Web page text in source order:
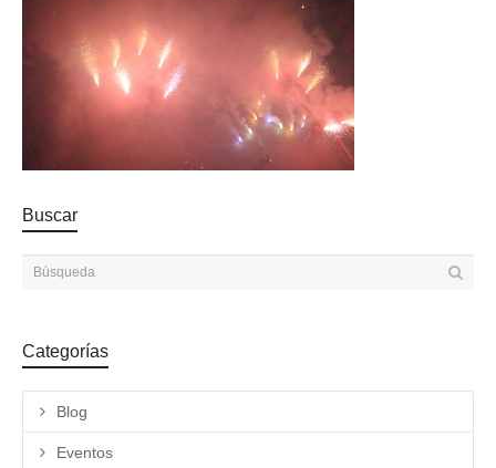
Buscar
Categorías
Blog
Eventos